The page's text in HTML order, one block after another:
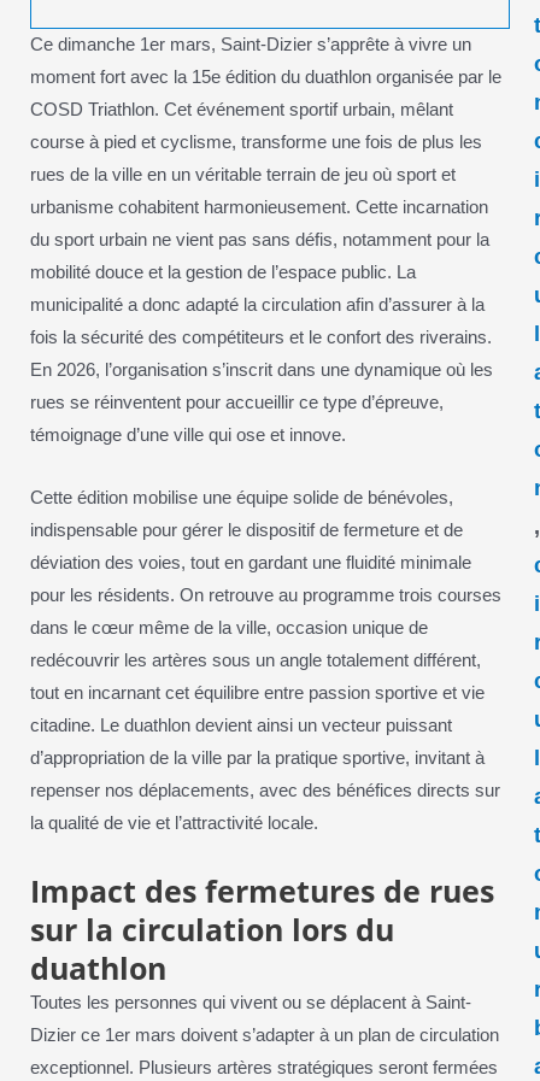
Ce dimanche 1er mars, Saint-Dizier s’apprête à vivre un
moment fort avec la 15e édition du duathlon organisée par le
COSD Triathlon. Cet événement sportif urbain, mêlant
course à pied et cyclisme, transforme une fois de plus les
rues de la ville en un véritable terrain de jeu où sport et
urbanisme cohabitent harmonieusement. Cette incarnation
du sport urbain ne vient pas sans défis, notamment pour la
mobilité douce et la gestion de l’espace public. La
municipalité a donc adapté la circulation afin d’assurer à la
fois la sécurité des compétiteurs et le confort des riverains.
En 2026, l’organisation s’inscrit dans une dynamique où les
rues se réinventent pour accueillir ce type d’épreuve,
témoignage d’une ville qui ose et innove.
Cette édition mobilise une équipe solide de bénévoles,
indispensable pour gérer le dispositif de fermeture et de
déviation des voies, tout en gardant une fluidité minimale
pour les résidents. On retrouve au programme trois courses
dans le cœur même de la ville, occasion unique de
redécouvrir les artères sous un angle totalement différent,
tout en incarnant cet équilibre entre passion sportive et vie
citadine. Le duathlon devient ainsi un vecteur puissant
d’appropriation de la ville par la pratique sportive, invitant à
repenser nos déplacements, avec des bénéfices directs sur
la qualité de vie et l’attractivité locale.
Impact des fermetures de rues
sur la circulation lors du
duathlon
Toutes les personnes qui vivent ou se déplacent à Saint-
Dizier ce 1er mars doivent s’adapter à un plan de circulation
exceptionnel. Plusieurs artères stratégiques seront fermées
i
l
,
i
l